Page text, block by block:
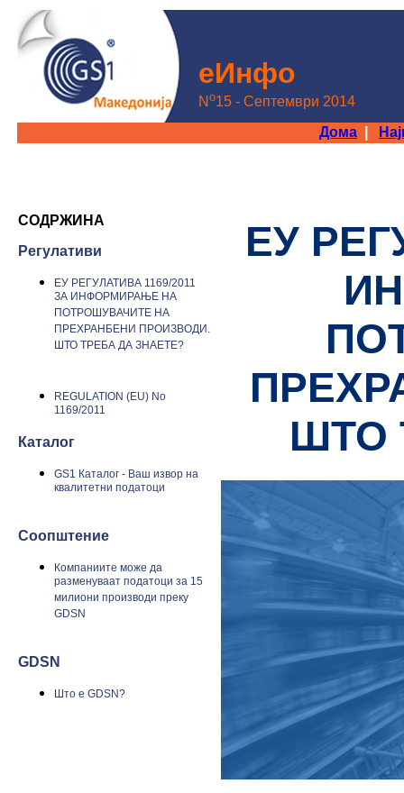
еИнфo
N o15 - Септември 2014
Дома
СОДРЖИНА
Регулативи
ЕУ РЕГУЛАТИВА 1169/2011
ЗА ИНФОРМИРАЊЕ НА
ПОТРОШУВАЧИТЕ НА
ПРЕХРАНБЕНИ ПРОИЗВОДИ.
ШТО ТРЕБА ДА ЗНАЕТЕ?
REGULATION (EU) No
1169/2011
Каталог
GS1 Каталог - Ваш извор на
квалитетни податоци
Соопштение
Компаниите може да
разменуваат податоци за 15
милиони производи преку
GDSN
GDSN
Што е GDSN?
ЕУ
ШТО